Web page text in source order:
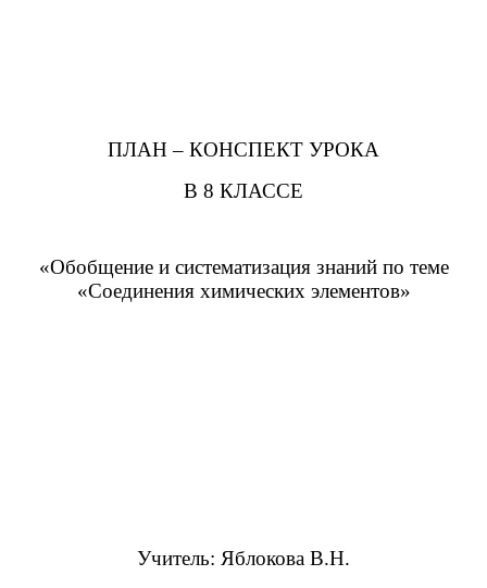
ПЛАН – КОНСПЕКТ УРОКА
В 8 КЛАССЕ
«Обобщение и систематизация знаний по теме
«Соединения химических элементов»
Учитель: Яблокова В.Н.